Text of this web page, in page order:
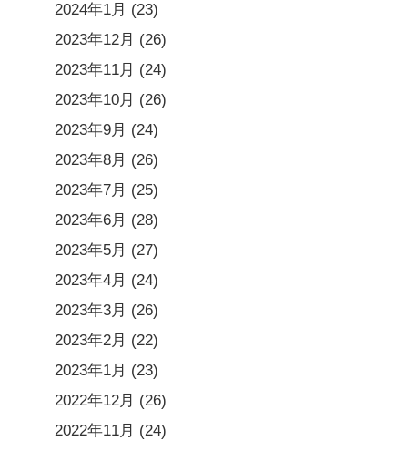
2024年1月 (23)
2023年12月 (26)
2023年11月 (24)
2023年10月 (26)
2023年9月 (24)
2023年8月 (26)
2023年7月 (25)
2023年6月 (28)
2023年5月 (27)
2023年4月 (24)
2023年3月 (26)
2023年2月 (22)
2023年1月 (23)
2022年12月 (26)
2022年11月 (24)